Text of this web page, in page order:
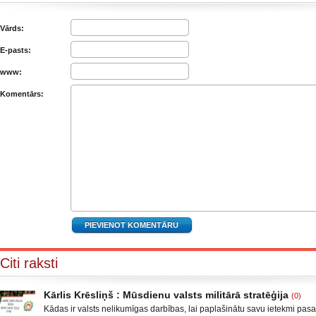
Vārds:
E-pasts:
www:
Komentārs:
Citi raksti
Kārlis Krēsliņš : Mūsdienu valsts militārā stratēģija (0)
Kādas ir valsts nelikumīgas darbības, lai paplašinātu savu ietekmi